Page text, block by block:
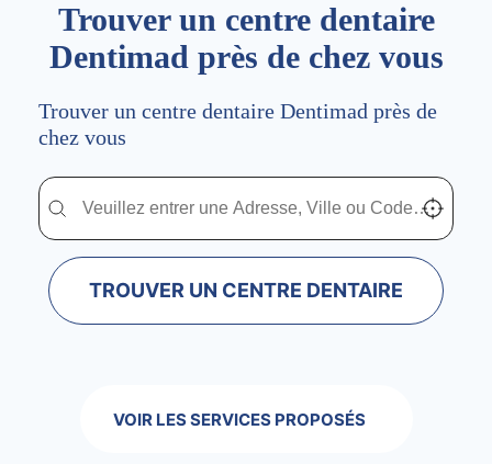
Trouver un centre dentaire
Dentimad près de chez vous
Trouver un centre dentaire Dentimad près de
chez vous
Trouver un centre dentaire Dentimad près de
Trouver un centre dentaire Dentimad près de chez vous Localisez-
TROUVER UN CENTRE DENTAIRE
VOIR LES SERVICES PROPOSÉS